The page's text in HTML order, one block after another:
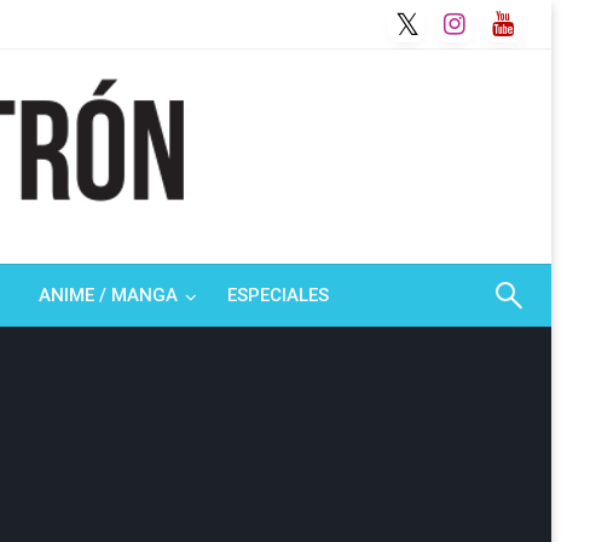
ANIME / MANGA ESPECIALES